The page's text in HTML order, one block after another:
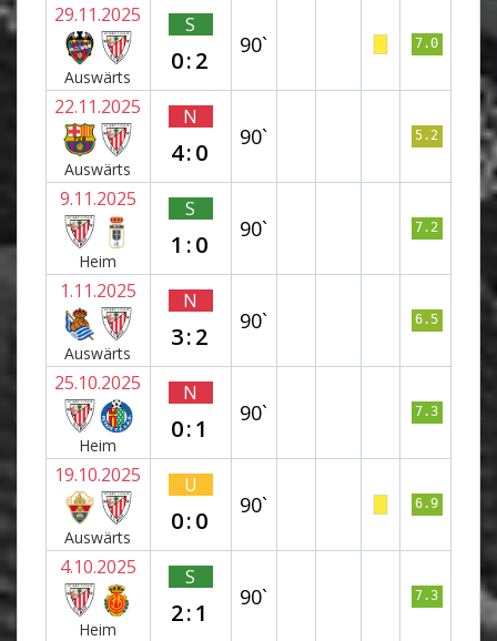
29.11.2025
Auswärts
S
0:2
90` 7.0
22.11.2025
Auswärts
N
4:0
90` 5.2
9.11.2025
Heim
S
1:0
90` 7.2
1.11.2025
Auswärts
N
3:2
90` 6.5
25.10.2025
Heim
N
0:1
90` 7.3
19.10.2025
Auswärts
U
0:0
90` 6.9
4.10.2025
Heim
S
2:1
90` 7.3